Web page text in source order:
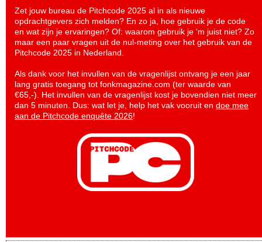
Zet jouw bureau de Pitchcode 2025 al in als nieuwe
opdrachtgevers zich melden? En zo ja, hoe gebruik je de code
en wat zijn je ervaringen? Of: waarom gebruik je ‘m juist niet? Zo
maar een paar vragen uit de nul-meting over het gebruik van de
Pitchcode 2025 in Nederland.
Als dank voor het invullen van de vragenlijst ontvang je een jaar
lang gratis toegang tot fonkmagazine.com (ter waarde van
€65,-). Het invullen van de vragenlijst kost je bovendien niet meer
dan 5 minuten. Dus: wat let je, help het vak vooruit en doe mee
aan de Pitchcode enquête 2026!